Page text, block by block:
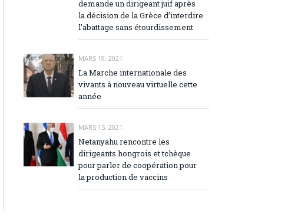
demande un dirigeant juif après
la décision de la Grèce d’interdire
l’abattage sans étourdissement
MARS 19, 2021
La Marche internationale des
vivants à nouveau virtuelle cette
année
MARS 15, 2021
Netanyahu rencontre les
dirigeants hongrois et tchèque
pour parler de coopération pour
la production de vaccins